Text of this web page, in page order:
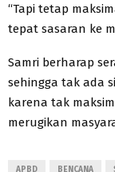
“Tapi tetap
tepat sasaran ke
Samri berharap
sehingga tak ada
karena tak
merugikan
APBD BENCANA